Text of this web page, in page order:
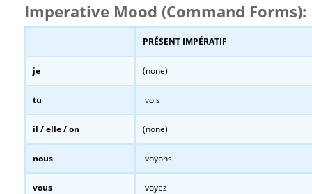
Imperative Mood (Command Forms):
PRÉSENT IMPÉRATIF
je (none)
tu vois
il / elle / on (none)
nous voyons
vous voyez